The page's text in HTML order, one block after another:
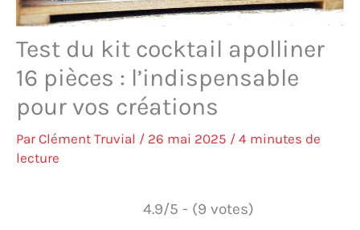
Test du kit cocktail apolliner
16 pièces : l’indispensable
pour vos créations
Par Clément Truvial / 26 mai 2025 / 4 minutes de
lecture
4.9/5 - (9 votes)